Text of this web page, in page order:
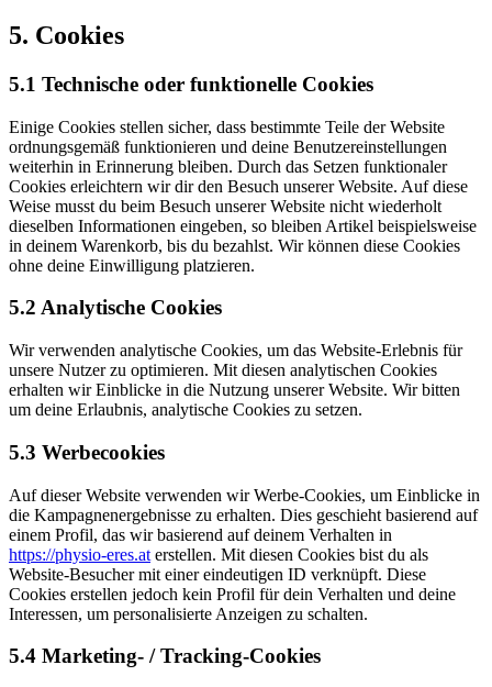
5. Cookies
5.1 Technische oder funktionelle Cookies
Einige Cookies stellen sicher, dass bestimmte Teile der Website
ordnungsgemäß funktionieren und deine Benutzereinstellungen
weiterhin in Erinnerung bleiben. Durch das Setzen funktionaler
Cookies erleichtern wir dir den Besuch unserer Website. Auf diese
Weise musst du beim Besuch unserer Website nicht wiederholt
dieselben Informationen eingeben, so bleiben Artikel beispielsweise
in deinem Warenkorb, bis du bezahlst. Wir können diese Cookies
ohne deine Einwilligung platzieren.
5.2 Analytische Cookies
Wir verwenden analytische Cookies, um das Website-Erlebnis für
unsere Nutzer zu optimieren. Mit diesen analytischen Cookies
erhalten wir Einblicke in die Nutzung unserer Website. Wir bitten
um deine Erlaubnis, analytische Cookies zu setzen.
5.3 Werbecookies
Auf dieser Website verwenden wir Werbe-Cookies, um Einblicke in
die Kampagnenergebnisse zu erhalten. Dies geschieht basierend auf
einem Profil, das wir basierend auf deinem Verhalten in
https://physio-eres.at erstellen. Mit diesen Cookies bist du als
Website-Besucher mit einer eindeutigen ID verknüpft. Diese
Cookies erstellen jedoch kein Profil für dein Verhalten und deine
Interessen, um personalisierte Anzeigen zu schalten.
5.4 Marketing- / Tracking-Cookies